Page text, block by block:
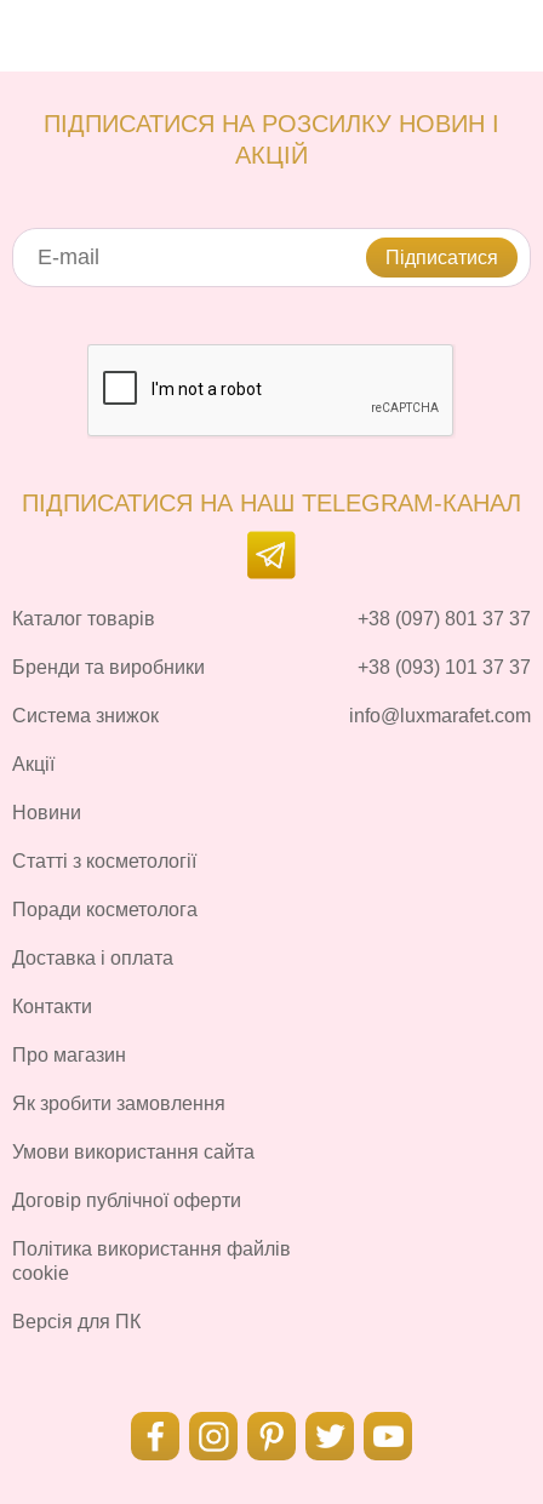
ПІДПИСАТИСЯ НА РОЗСИЛКУ НОВИН І
АКЦІЙ
Підписатися
ПІДПИСАТИСЯ НА НАШ TELEGRAM-КАНАЛ
Каталог товарів
Бренди та виробники
Система знижок
Акції
Новини
Статті з косметології
Поради косметолога
Доставка і оплата
Контакти
Про магазин
Як зробити замовлення
Умови використання сайта
Договір публічної оферти
Політика використання файлів
cookie
Версія для ПК
+38 (097) 801 37 37
+38 (093) 101 37 37
info@luxmarafet.com